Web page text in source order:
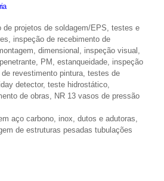
de projetos de soldagem/EPS, testes e
inspeção de recebimento de
dimensional, inspeção visual,
PM, estanqueidade, inspeção
revestimento pintura, testes de
detector, teste hidrostático,
de obras, NR 13 vasos de pressão
aço carbono, inox, dutos e adutoras,
de estruturas pesadas tubulações